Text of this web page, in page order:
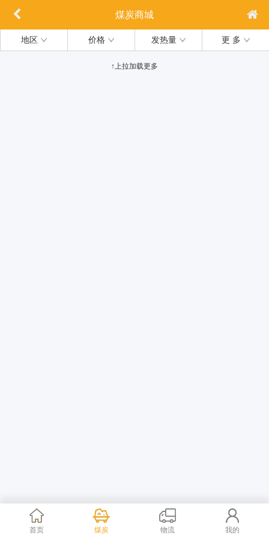
煤炭商城
地区 价格 发热量 更 多
↑上拉加载更多
首页 煤炭 物流 我的